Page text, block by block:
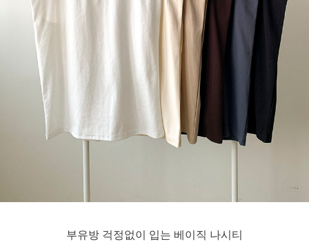
부유방 걱정없이 입는 베이직 나시티